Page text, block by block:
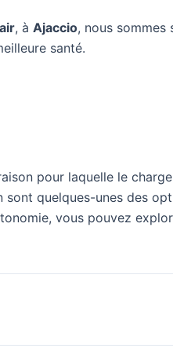
, à Ajaccio, nous sommes
santé.
pour laquelle le
quelques-unes des
vous pouvez